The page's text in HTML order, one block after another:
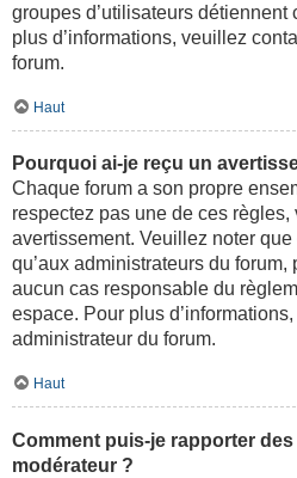
groupes d’utilisateurs détiennent
plus d’informations, veuillez
forum.
Haut
Pourquoi ai-je reçu un
Chaque forum a son propre
respectez pas une de ces règles,
avertissement. Veuillez noter
qu’aux administrateurs du forum,
aucun cas responsable du
espace. Pour plus
administrateur du forum.
Haut
Comment puis-je rapporter
modérateur ?